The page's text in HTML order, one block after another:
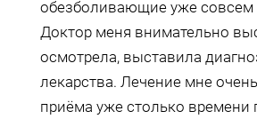
обезболивающие уже совсем
Доктор меня внимательно
осмотрела, выставила
лекарства. Лечение мне
приёма уже столько времени